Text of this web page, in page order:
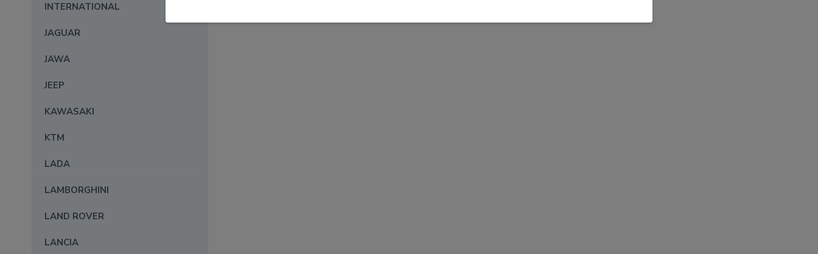
INTERNATIONAL
JAGUAR
JAWA
JEEP
KAWASAKI
KTM
LADA
LAMBORGHINI
LAND ROVER
LANCIA